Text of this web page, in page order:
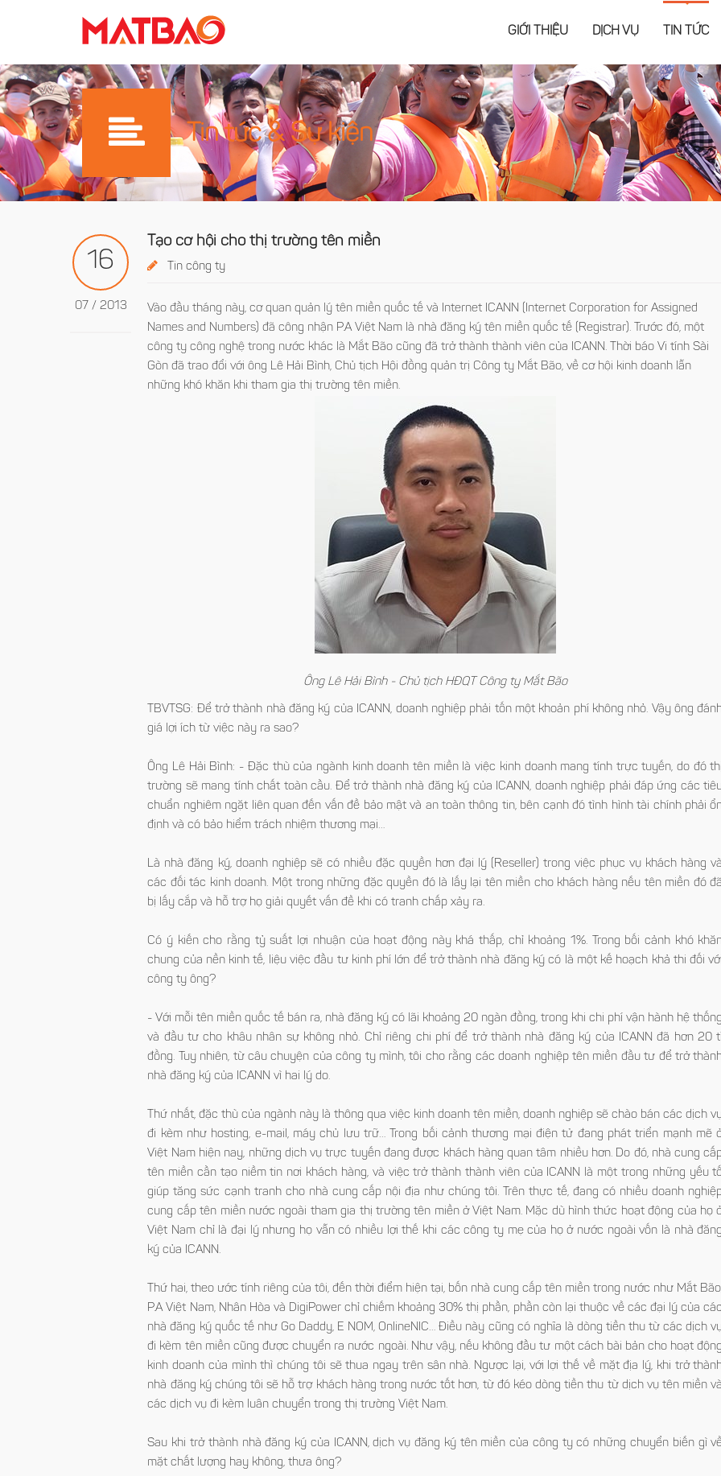
GIỚI THIỆU DỊCH VỤ TIN TỨC
Tin tức & Sự kiện
16
07 / 2013
Tạo cơ hội cho thị trường tên miền
Tin công ty
Vào đầu tháng này, cơ quan quản lý tên miền quốc tế và Internet ICANN (Internet Corporation for Assigned
Names and Numbers) đã công nhận P.A Việt Nam là nhà đăng ký tên miền quốc tế (Registrar). Trước đó, một
công ty công nghệ trong nước khác là Mắt Bão cũng đã trở thành thành viên của ICANN. Thời báo Vi tính Sài
Gòn đã trao đổi với ông Lê Hải Bình, Chủ tịch Hội đồng quản trị Công ty Mắt Bão, về cơ hội kinh doanh lẫn
những khó khăn khi tham gia thị trường tên miền.
Ông Lê Hải Bình - Chủ tịch HĐQT Công ty Mắt Bão
TBVTSG: Để trở thành nhà đăng ký của ICANN, doanh nghiệp phải tốn một khoản phí không nhỏ. Vậy ông
giá lợi ích từ việc này ra sao?
Ông Lê Hải Bình: - Đặc thù của ngành kinh doanh tên miền là việc kinh doanh mang tính trực tuyến, do đó thị
trường sẽ mang tính chất toàn cầu. Để trở thành nhà đăng ký của ICANN, doanh nghiệp phải đáp ứng các
chuẩn nghiêm ngặt liên quan đến vấn đề bảo mật và an toàn thông tin, bên cạnh đó tình hình tài chính phải
định và có bảo hiểm trách nhiệm thương mại…
Là nhà đăng ký, doanh nghiệp sẽ có nhiều đặc quyền hơn đại lý (Reseller) trong việc phục vụ khách hàng và
các đối tác kinh doanh. Một trong những đặc quyền đó là lấy lại tên miền cho khách hàng nếu tên miền đó đã
bị lấy cắp và hỗ trợ họ giải quyết vấn đề khi có tranh chấp xảy ra.
Có ý kiến cho rằng tỷ suất lợi nhuận của hoạt động này khá thấp, chỉ khoảng 1%. Trong bối cảnh khó
chung của nền kinh tế, liệu việc đầu tư kinh phí lớn để trở thành nhà đăng ký có là một kế hoạch khả thi đối với
công ty ông?
- Với mỗi tên miền quốc tế bán ra, nhà đăng ký có lãi khoảng 20 ngàn đồng, trong khi chi phí vận hành hệ thống
và đầu tư cho khâu nhân sự không nhỏ. Chỉ riêng chi phí để trở thành nhà đăng ký của ICANN đã hơn 20 tỉ
đồng. Tuy nhiên, từ câu chuyện của công ty mình, tôi cho rằng các doanh nghiệp tên miền đầu tư để trở
nhà đăng ký của ICANN vì hai lý do.
Thứ nhất, đặc thù của ngành này là thông qua việc kinh doanh tên miền, doanh nghiệp sẽ chào bán các dịch
đi kèm như hosting, e-mail, máy chủ lưu trữ… Trong bối cảnh thương mại điện tử đang phát triển mạnh mẽ
Việt Nam hiện nay, những dịch vụ trực tuyến đang được khách hàng quan tâm nhiều hơn. Do đó, nhà cung
tên miền cần tạo niềm tin nơi khách hàng, và việc trở thành thành viên của ICANN là một trong những yếu
giúp tăng sức cạnh tranh cho nhà cung cấp nội địa như chúng tôi. Trên thực tế, đang có nhiều doanh
cung cấp tên miền nước ngoài tham gia thị trường tên miền ở Việt Nam. Mặc dù hình thức hoạt động của họ
Việt Nam chỉ là đại lý nhưng họ vẫn có nhiều lợi thế khi các công ty mẹ của họ ở nước ngoài vốn là nhà đăng
ký của ICANN.
Thứ hai, theo ước tính riêng của tôi, đến thời điểm hiện tại, bốn nhà cung cấp tên miền trong nước như Mắt
P.A Việt Nam, Nhân Hòa và DigiPower chỉ chiếm khoảng 30% thị phần, phần còn lại thuộc về các đại lý của các
nhà đăng ký quốc tế như Go Daddy, E NOM, OnlineNIC… Điều này cũng có nghĩa là dòng tiền thu từ các dịch
đi kèm tên miền cũng được chuyển ra nước ngoài. Như vậy, nếu không đầu tư một cách bài bản cho hoạt động
kinh doanh của mình thì chúng tôi sẽ thua ngay trên sân nhà. Ngược lại, với lợi thế về mặt địa lý, khi trở
nhà đăng ký chúng tôi sẽ hỗ trợ khách hàng trong nước tốt hơn, từ đó kéo dòng tiền thu từ dịch vụ tên miền và
các dịch vụ đi kèm luân chuyển trong thị trường Việt Nam.
Sau khi trở thành nhà đăng ký của ICANN, dịch vụ đăng ký tên miền của công ty có những chuyển biến gì
mặt chất lượng hay không, thưa ông?